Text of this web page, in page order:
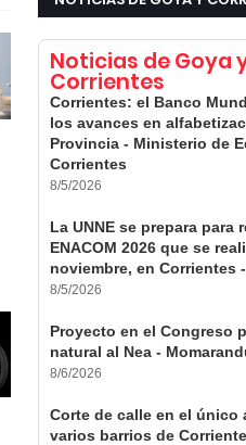
Noticias de Goya
Corrientes
Corrientes: el Banco
los avances en
Provincia - Ministerio de
Corrientes
8/5/2026
La UNNE se prepara para
ENACOM 2026 que se
noviembre, en Corrientes
8/5/2026
Proyecto en el Congreso
natural al Nea -
8/6/2026
Corte de calle en el único
varios barrios de